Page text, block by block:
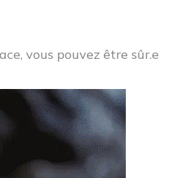
vous pouvez être sûr.e